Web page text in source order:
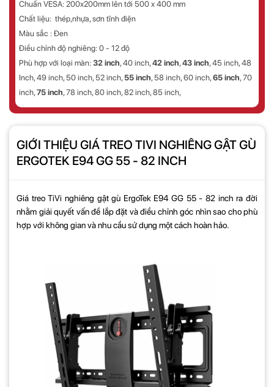
Chuẩn VESA: 200x200mm lên tới 500 x 400 mm
Chất liệu: thép,nhựa, sơn tĩnh điện
Màu sắc : Đen
Điều chỉnh độ nghiêng: 0 - 12 độ
Phù hợp với loại màn: 32 inch, 40 inch, 42 inch, 43 inch, 45 inch, 48
Inch, 49 inch, 50 inch, 52 inch, 55 inch, 58 inch, 60 inch, 65 inch, 70
inch, 75 inch, 78 inch, 80 inch, 82 inch, 85 inch,
GIỚI THIỆU GIÁ TREO TIVI NGHIÊNG GẬT GÙ
ERGOTEK E94 GG 55 - 82 INCH
Giá treo TiVi nghiêng gật gù ErgoTek E94 GG 55 - 82 inch ra đời
nhằm giải quyết vấn đề lắp đặt và điều chỉnh góc nhìn sao cho phù
hợp với không gian và nhu cầu sử dụng một cách hoàn hảo.